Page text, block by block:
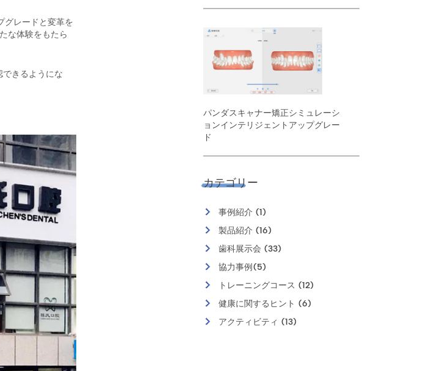
グレードと変革を
な体験をもたら
きるようにな
パンダスキャナー矯正シミュレーシ
ョンインテリジェントアップグレー
ド
カテゴリー
事例紹介 (1)
製品紹介 (16)
歯科展示会 (33)
協力事例(5)
トレーニングコース (12)
健康に関するヒント (6)
アクティビティ (13)